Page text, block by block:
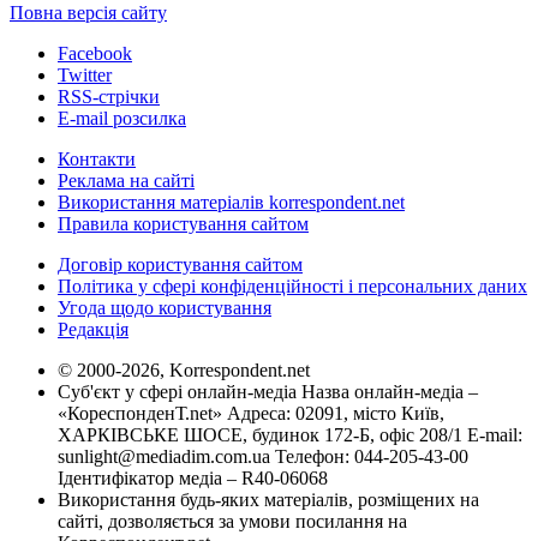
Повна версія сайту
Facebook
Twitter
RSS-стрічки
E-mail розсилка
Контакти
Реклама на сайті
Використання матеріалів korrespondent.net
Правила користування сайтом
Договір користування сайтом
Політика у сфері конфіденційності і персональних даних
Угода щодо користування
Редакція
© 2000-2026, Korrespondent.net
Суб'єкт у сфері онлайн-медіа Назва онлайн-медіа –
«КореспонденТ.net» Адреса: 02091, місто Київ,
ХАРКІВСЬКЕ ШОСЕ, будинок 172-Б, офіс 208/1 E-mail:
sunlight@mediadim.com.ua Телефон: 044-205-43-00
Ідентифікатор медіа – R40-06068
Використання будь-яких матеріалів, розміщених на
сайті, дозволяється за умови посилання на